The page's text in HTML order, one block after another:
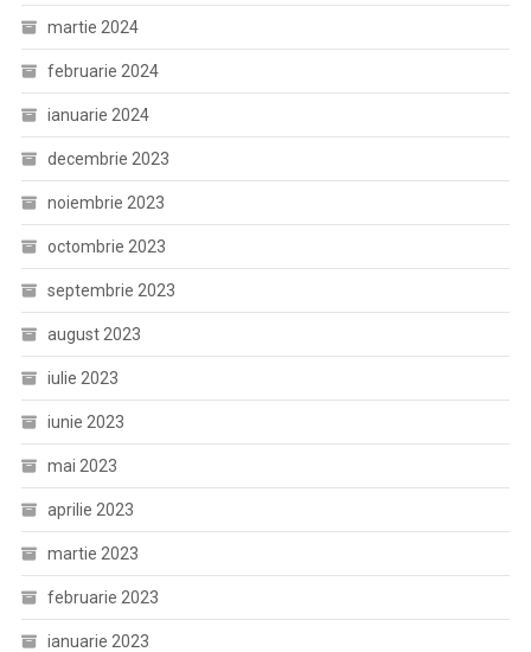
martie 2024
februarie 2024
ianuarie 2024
decembrie 2023
noiembrie 2023
octombrie 2023
septembrie 2023
august 2023
iulie 2023
iunie 2023
mai 2023
aprilie 2023
martie 2023
februarie 2023
ianuarie 2023